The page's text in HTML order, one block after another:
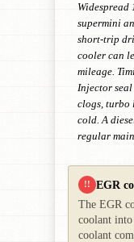
supermini
short-trip
cooler can
mileage.
Injector
clogs, turbo
cold. A
regular
!! EGR
The EGR
coolant
coolant